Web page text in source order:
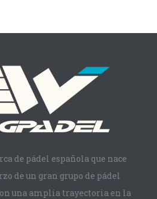
de pádel española que nace
de un gran grupo de pádel
una amplia trayectoria en la